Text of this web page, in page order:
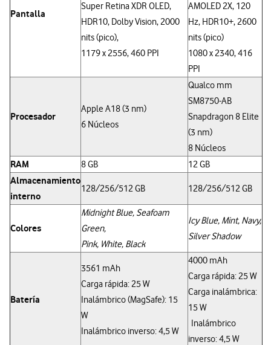
Pantalla
Super Retina XDR OLED,
HDR10, Dolby Vision, 2000
nits (pico),
1179 x 2556, 460 PPI
AMOLED 2X, 120
Hz, HDR10+, 2600
nits (pico)
1080 x 2340, 416
PPI
Procesador
Apple A18 (3 nm)
6 Núcleos
Qualco mm
SM8750-AB
Snapdragon 8 Elite
(3 nm)
8 Núcleos
RAM 8 GB 12 GB
Almacenamiento
interno
128/256/512 GB 128/256/512 GB
Colores
Midnight Blue, Seafoam
Green,
Pink, White, Black
Icy Blue, Mint, Navy,
Silver Shadow
Batería
3561 mAh
Carga rápida: 25 W
Inalámbrico (MagSafe): 15
W
Inalámbrico inverso: 4,5 W
4000 mAh
Carga rápida: 25 W
Carga inalámbrica:
15 W
Inalámbrico
inverso: 4,5 W